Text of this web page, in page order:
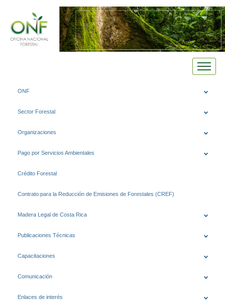
ONF
Sector Forestal
Organizaciones
Pago por Servicios Ambientales
Crédito Forestal
Contrato para la Reducción de Emisiones de Forestales (CREF)
Madera Legal de Costa Rica
Publicaciones Técnicas
Capacitaciones
Comunicación
Enlaces de interés